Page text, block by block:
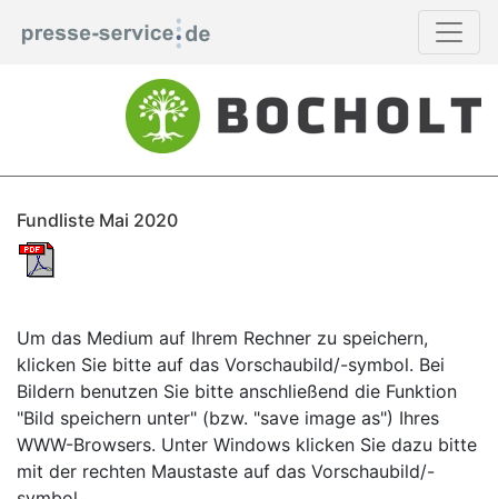
Fundliste Mai 2020
Um das Medium auf Ihrem Rechner zu speichern,
klicken Sie bitte auf das Vorschaubild/-symbol. Bei
Bildern benutzen Sie bitte anschließend die Funktion
"Bild speichern unter" (bzw. "save image as") Ihres
WWW-Browsers. Unter Windows klicken Sie dazu bitte
mit der rechten Maustaste auf das Vorschaubild/-